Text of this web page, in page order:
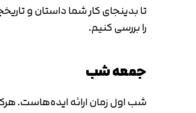
تا بدینجای کار شما داستان و
را بررسی کنیم.
جمعه شب
شب اول زمان ارائه ایده‌هاست.